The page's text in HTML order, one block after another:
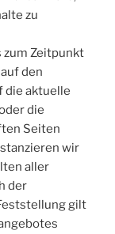
zu
zum Zeitpunkt
den
die aktuelle
die
Seiten
wir
aller
der
gilt